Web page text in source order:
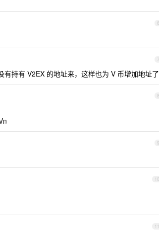
6
7
持有 V2EX 的地址来，这样也为 V 币增加地址了
8
9
10
11